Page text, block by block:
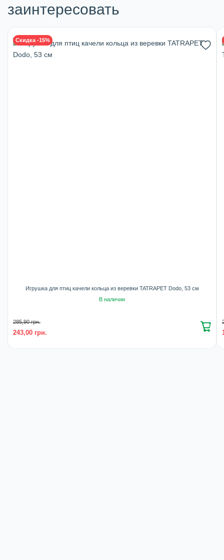
заинтересовать
Скидка -15%
Игрушка для птиц качели кольца из веревки TATRAPET Dodo, 53 см
В наличии
285,90 грн.
243,00 грн.